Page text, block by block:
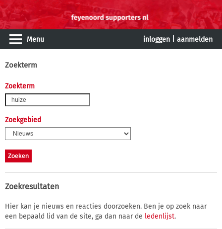
Menu inloggen aanmelden
Zoekterm
Zoekterm
Zoekgebied
Zoekresultaten
Hier kan je nieuws en reacties doorzoeken. Ben je op zoek naar
een bepaald lid van de site, ga dan naar de ledenlijst.